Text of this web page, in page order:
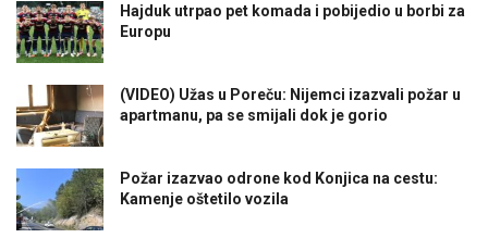
Hajduk utrpao pet komada i pobijedio u borbi za
Europu
(VIDEO) Užas u Poreču: Nijemci izazvali požar u
apartmanu, pa se smijali dok je gorio
Požar izazvao odrone kod Konjica na cestu:
Kamenje oštetilo vozila